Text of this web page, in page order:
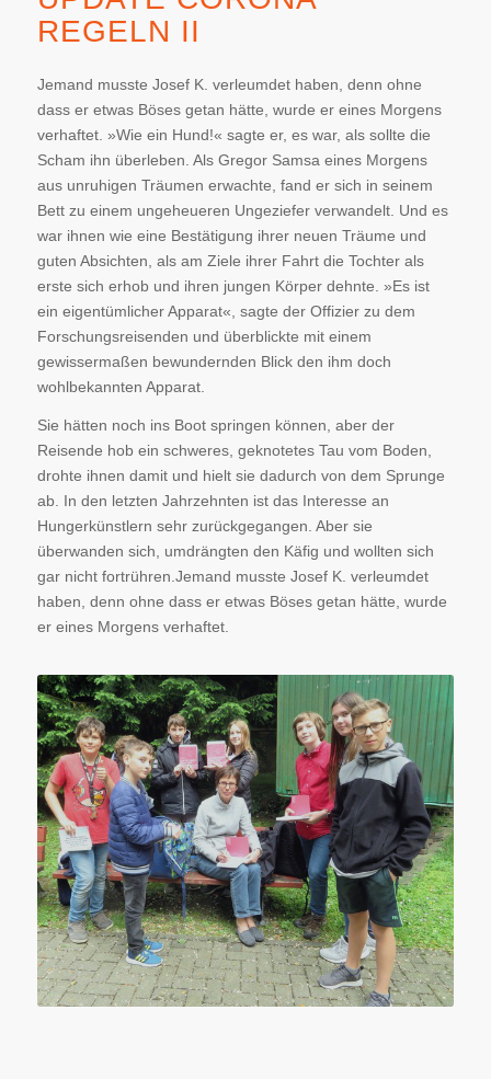
REGELN II
Jemand musste Josef K. verleumdet haben, denn ohne
dass er etwas Böses getan hätte, wurde er eines Morgens
verhaftet. »Wie ein Hund!« sagte er, es war, als sollte die
Scham ihn überleben. Als Gregor Samsa eines Morgens
aus unruhigen Träumen erwachte, fand er sich in seinem
Bett zu einem ungeheueren Ungeziefer verwandelt. Und es
war ihnen wie eine Bestätigung ihrer neuen Träume und
guten Absichten, als am Ziele ihrer Fahrt die Tochter als
erste sich erhob und ihren jungen Körper dehnte. »Es ist
ein eigentümlicher Apparat«, sagte der Offizier zu dem
Forschungsreisenden und überblickte mit einem
gewissermaßen bewundernden Blick den ihm doch
wohlbekannten Apparat.
Sie hätten noch ins Boot springen können, aber der
Reisende hob ein schweres, geknotetes Tau vom Boden,
drohte ihnen damit und hielt sie dadurch von dem Sprunge
ab. In den letzten Jahrzehnten ist das Interesse an
Hungerkünstlern sehr zurückgegangen. Aber sie
überwanden sich, umdrängten den Käfig und wollten sich
gar nicht fortrühren.Jemand musste Josef K. verleumdet
haben, denn ohne dass er etwas Böses getan hätte, wurde
er eines Morgens verhaftet.